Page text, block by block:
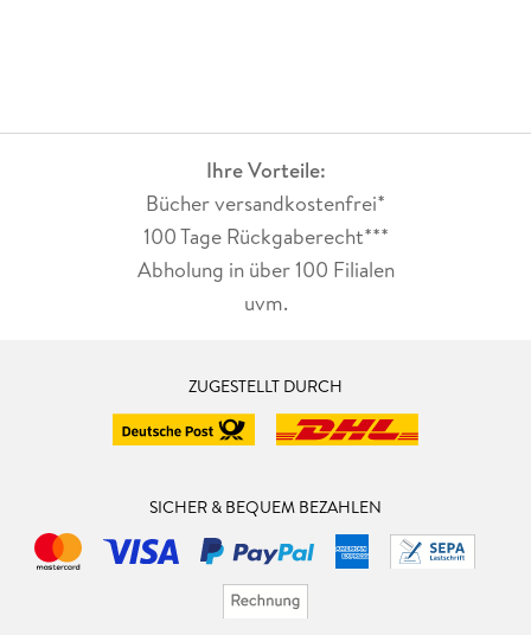
Ihre Vorteile:
Bücher versandkostenfrei*
100 Tage Rückgaberecht***
Abholung in über 100 Filialen
uvm.
ZUGESTELLT DURCH
SICHER & BEQUEM BEZAHLEN